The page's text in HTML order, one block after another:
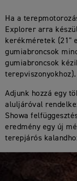
Ha a
Explorer arra
kerékméretek (21"
gumiabroncsok
gumiabroncsok
terepviszonyokhoz).
Adjunk hozzá egy
aluljáróval
Showa
eredmény egy új
terepjárós